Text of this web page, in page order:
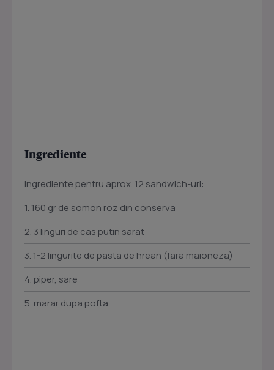
Ingrediente
Ingrediente pentru aprox. 12 sandwich-uri:
1. 160 gr de somon roz din conserva
2. 3 linguri de cas putin sarat
3. 1-2 lingurite de pasta de hrean (fara maioneza)
4. piper, sare
5. marar dupa pofta